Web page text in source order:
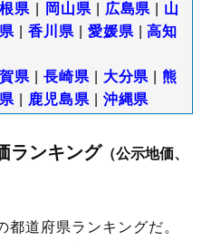
県 岡山県 広島県
山
香川県 愛媛県
高知
県 長崎県 大分県
熊
鹿児島県 沖縄県
ランキング （公示地価、
道府県ランキングだ。